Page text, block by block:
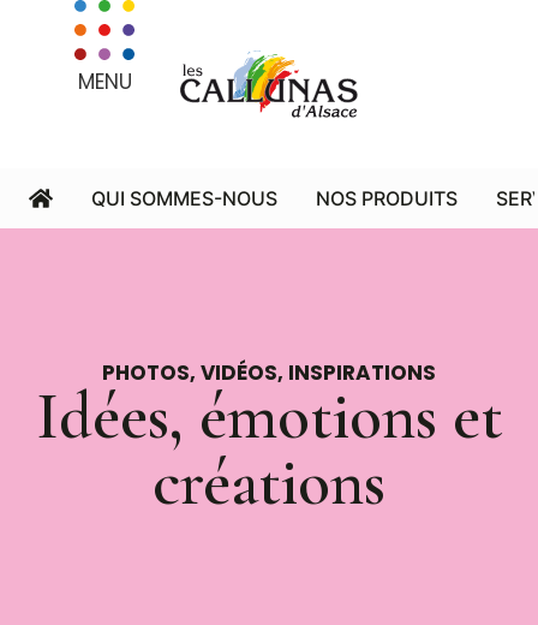
MENU
QUI SOMMES-NOUS NOS PRODUITS
PHOTOS, VIDÉOS, INSPIRATIONS
Idées, émotions et
créations